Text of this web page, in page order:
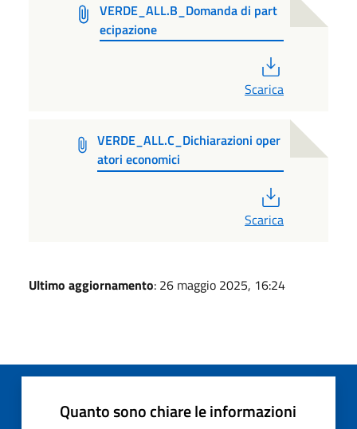
VERDE_ALL.B_Domanda di part
ecipazione
Scarica
VERDE_ALL.C_Dichiarazioni oper
atori economici
Scarica
Ultimo aggiornamento: 26 maggio 2025, 16:24
Quanto sono chiare le informazioni